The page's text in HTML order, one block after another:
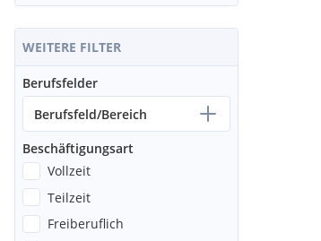
WEITERE FILTER
Berufsfelder
Berufsfeld/Bereich
Beschäftigungsart
Vollzeit
Teilzeit
Freiberuflich